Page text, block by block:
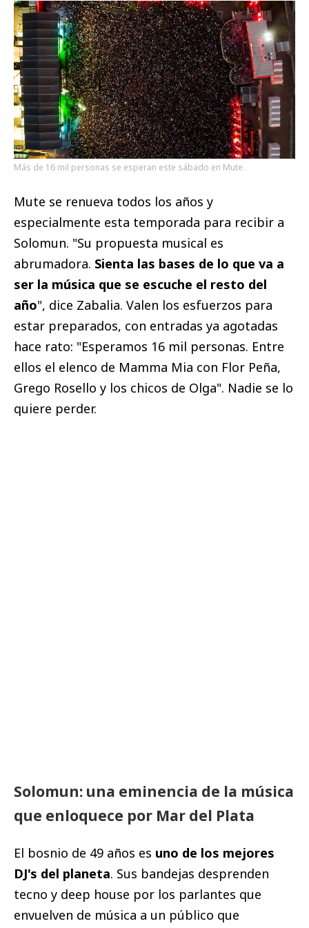
Más de 16 mil personas se esperan este sábado en Mute.
Mute se renueva todos los años y
especialmente esta temporada para recibir a
Solomun. "Su propuesta musical es
abrumadora. Sienta las bases de lo que va a
ser la música que se escuche el resto del
año", dice Zabalia. Valen los esfuerzos para
estar preparados, con entradas ya agotadas
hace rato: "Esperamos 16 mil personas. Entre
ellos el elenco de Mamma Mia con Flor Peña,
Grego Rosello y los chicos de Olga". Nadie se lo
quiere perder.
Solomun: una eminencia de la música
que enloquece por Mar del Plata
El bosnio de 49 años es uno de los mejores
DJ's del planeta. Sus bandejas desprenden
tecno y deep house por los parlantes que
envuelven de música a un público que